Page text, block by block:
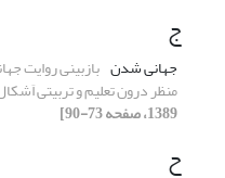
ج
جهانی شدن بازبینی روایت
منظر درون تعلیم و تربیتی
1389، صفحه 73-90]
ح